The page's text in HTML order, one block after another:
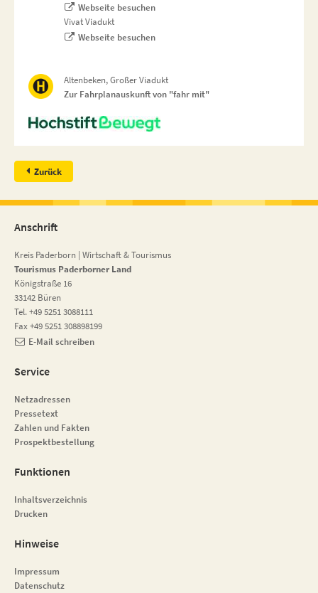
Webseite besuchen
Vivat Viadukt
Webseite besuchen
Altenbeken, Großer Viadukt
Zur Fahrplanauskunft von "fahr mit"
Zurück
Anschrift
Kreis Paderborn | Wirtschaft & Tourismus
Tourismus Paderborner Land
Königstraße 16
33142 Büren
Tel. +49 5251 3088111
Fax +49 5251 308898199
E-Mail schreiben
Service
Netzadressen
Pressetext
Zahlen und Fakten
Prospektbestellung
Funktionen
Inhaltsverzeichnis
Drucken
Hinweise
Impressum
Datenschutz